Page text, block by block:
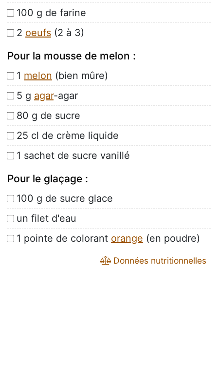
100 g de farine
2 oeufs (2 à 3)
Pour la mousse de melon :
1 melon (bien mûre)
5 g agar-agar
80 g de sucre
25 cl de crème liquide
1 sachet de sucre vanillé
Pour le glaçage :
100 g de sucre glace
un filet d'eau
1 pointe de colorant orange (en poudre)
Données nutritionnelles